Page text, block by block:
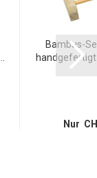
Bambus-
handgefertigt
Nur